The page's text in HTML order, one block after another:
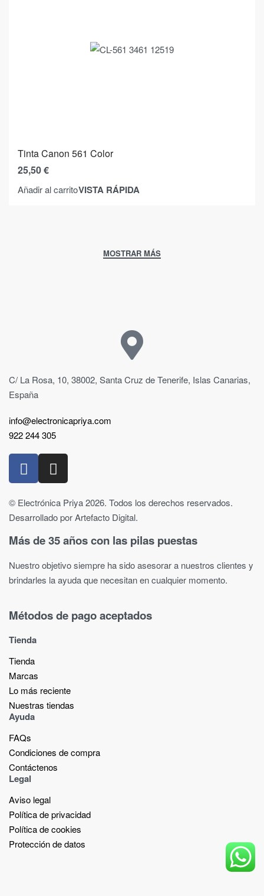
Tinta Canon 561 Color
25,50€
Añadir al carritoVISTA RÁPIDA
C/ La Rosa, 10, 38002, Santa Cruz de Tenerife, Islas Canarias,
España
info@electronicapriya.com
922 244 305
© Electrónica Priya 2026. Todos los derechos reservados.
Desarrollado por Artefacto Digital.
Más de 35 años con las pilas puestas
Nuestro objetivo siempre ha sido asesorar a nuestros clientes y
brindarles la ayuda que necesitan en cualquier momento.
Métodos de pago aceptados
Tienda
Tienda
Marcas
Lo más reciente​
Nuestras tiendas​
Ayuda
FAQs
Condiciones de compra
Contáctenos
Legal
Aviso legal
Política de privacidad
Política de cookies
Protección de datos